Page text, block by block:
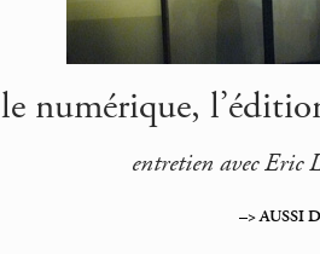
le numérique,
entretien avec Eric
–> AUSSI